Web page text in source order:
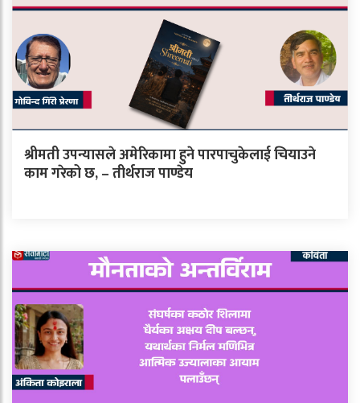
श्रीमती उपन्यासले अमेरिकामा हुने पारपाचुकेलाई चियाउने
काम गरेको छ, – तीर्थराज पाण्डेय